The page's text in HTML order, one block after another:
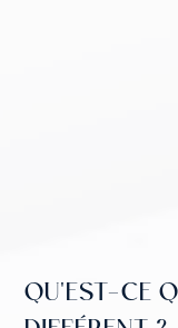
QU'EST-CE